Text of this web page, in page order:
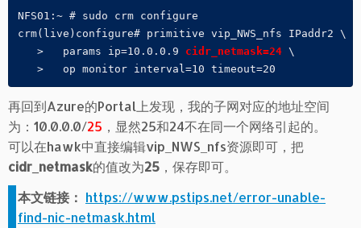
NFS01:~ # sudo crm configure
crm(live)configure# primitive vip_NWS_nfs IPaddr2 \
>   params ip=10.0.0.9 cidr_netmask=24 \
>   op monitor interval=10 timeout=20
再回到Azure的Portal上发现，我的子网对应的地址空间
为：10.0.0.0/25 ，显然25和24不在同一个网络引起的。
可以在hawk中直接编辑vip_NWS_nfs资源即可，把
cidr_netmask的值改为25 ，保存即可。
本文链接： https://www.pstips.net/error-unable-
find-nic-netmask.html